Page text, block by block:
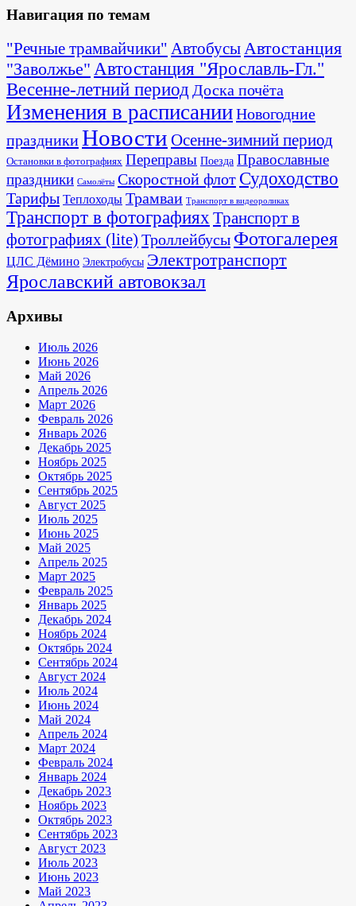
Навигация по темам
"Речные трамвайчики" АвтобусыАвтостанция
"Заволжье" Автостанция "Ярославль-Гл."
Весенне-летний период Доска почёта
Изменения в расписанииНовогодние
праздникиНовости Осенне-зимний период
Остановки в фотографиях Переправы Поезда Православные
праздники Самолёты Скоростной флот Судоходство
Тарифы Теплоходы Трамваи Транспорт в видеороликах
Транспорт в фотографияхТранспорт в
фотографиях (lite) Троллейбусы Фотогалерея
ЦЛС Дёмино Электробусы Электротранспорт
Ярославский автовокзал
Архивы
Июль 2026
Июнь 2026
Май 2026
Апрель 2026
Март 2026
Февраль 2026
Январь 2026
Декабрь 2025
Ноябрь 2025
Октябрь 2025
Сентябрь 2025
Август 2025
Июль 2025
Июнь 2025
Май 2025
Апрель 2025
Март 2025
Февраль 2025
Январь 2025
Декабрь 2024
Ноябрь 2024
Октябрь 2024
Сентябрь 2024
Август 2024
Июль 2024
Июнь 2024
Май 2024
Апрель 2024
Март 2024
Февраль 2024
Январь 2024
Декабрь 2023
Ноябрь 2023
Октябрь 2023
Сентябрь 2023
Август 2023
Июль 2023
Июнь 2023
Май 2023